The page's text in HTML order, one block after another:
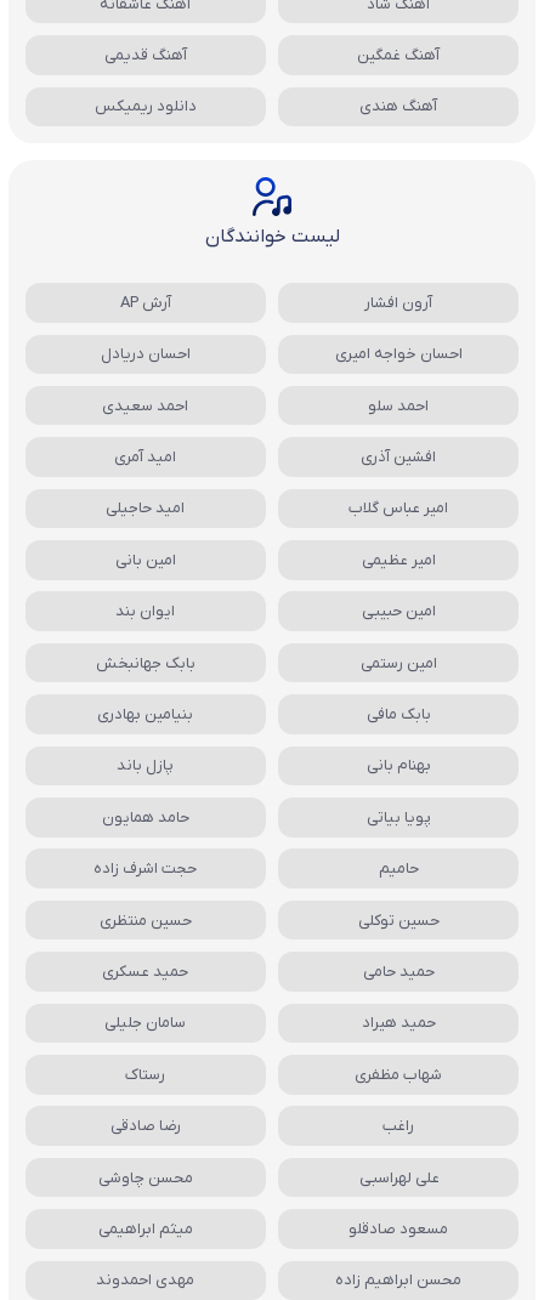
آهنگ غمگین آهنگ قدیمی
آهنگ هندی دانلود ریمیکس
لیست خوانندگان
آرون افشار آرش AP
احسان خواجه امیری احسان دریادل
احمد سلو احمد سعیدی
افشین آذری امید آمری
امیر عباس گلاب امید حاجیلی
امیر عظیمی امین بانی
امین حبیبی ایوان بند
امین رستمی بابک جهانبخش
بابک مافی بنیامین بهادری
بهنام بانی پازل باند
پویا بیاتی حامد همایون
حامیم حجت اشرف زاده
حسین توکلی حسین منتظری
حمید حامی حمید عسکری
حمید هیراد سامان جلیلی
شهاب مظفری رستاک
راغب رضا صادقی
علی لهراسبی محسن چاوشی
مسعود صادقلو میثم ابراهیمی
محسن ابراهیم زاده مهدی احمدوند